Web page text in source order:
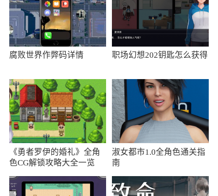
跟踪您获得的所有心肺强化分数和活动时间
小编评价
1、自动识别活动类型，记录运动时间和距离
2、Google Fit，一款简洁的健身软件，可以
追踪您的运动情况，记录您的运动步数、运动距
离、活动时间，分析您的活动消耗能量以及睡眠
状况，全面关注您的健康，让您更加科学的健身
腐败世界作弊码详情 职场幻想202钥匙怎么获得
《勇者罗伊的婚礼》全角
色CG解锁攻略大全一览
淑女都市1.0全角色通关指
南